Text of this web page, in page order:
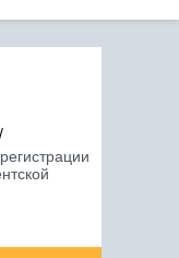
/